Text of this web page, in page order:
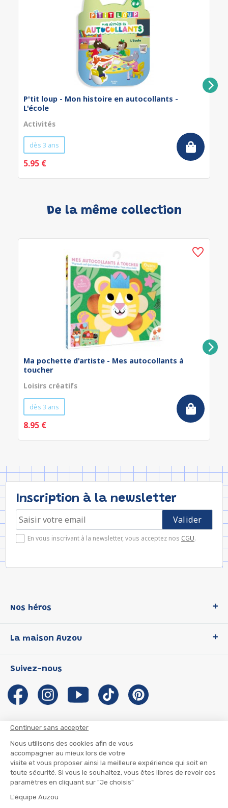
Continuer sans accepter
Nous utilisons des cookies afin de vous
accompagner au mieux lors de votre
visite et vous proposer ainsi la meilleure
expérience qui soit en toute sécurité. Si vous le souhaitez, vous
êtes libres de revoir ces paramètres en cliquant sur "Je choisis"
L'équipe Auzou
P'tit loup - Mon histoire en autocollants -
L'école
Activités
dès 3 ans
5.95 €
De la même collection
Ma pochette d'artiste - Mes autocollants à
toucher
Loisirs créatifs
dès 3 ans
8.95 €
Inscription à la newsletter
En vous inscrivant à la newsletter, vous acceptez nos CGU.
Nos héros
P'tit Loup
Les Influenceuses
Migali
Petite Taupe
La maison Auzou
Notre histoire
Auzou s'engage
Auteurs et illustrateurs Auzou
Suivre mon colis
Infos consommateur
Suivez-nous
CGU
CGV
Mentions légales